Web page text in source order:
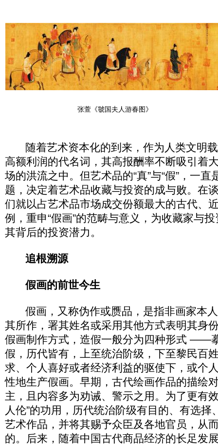
张萱《虢国夫人游春图》
随着艺术资本化的到来，作为人类文明载
高额利润的代名词，其高报酬率不断吸引着
场的洪流之中。但艺术品的“真”与“假”，一
题，决定着艺术品收藏与投资的成与败。在
们就以占艺术品市场成交份额最大的古代、
例，重申“假画”的范畴与意义，为收藏家与
其背后的投资潜力。
追根溯源
假画的前世今生
假画，又称伪作或赝品，是指非画家本人
其所作，署其姓名或采用其他方式表明其身
假画制作方式，造假一般分为四种形式 ——
假，历代皆有，上至统治阶级，下至黎民百
求、个人喜好或者经济利益的驱使下，或个
性地生产假画。早期，古代绘画作品的描绘
主，且内容多为劝诫、警示之用。为了更有
人伦”的功用，历代统治阶级有目的、有选择
艺术作品，并将其赐予众臣及各地官员，从
的。后来，随着中国古代商品经济的长足发